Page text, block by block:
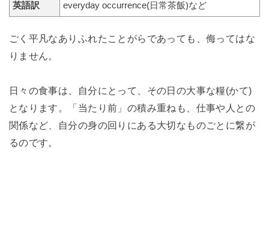
英語訳 everyday occurrence(日常茶飯)など
ごく平凡なありふれたことがらであっても、侮ってはな
りません。
日々の食事は、自分にとって、その日の大事な糧(かて)
となります。「当たり前」の積み重ねも、仕事や人との
関係など、自分の身の回りにある大切なものごとに繋が
るのです。